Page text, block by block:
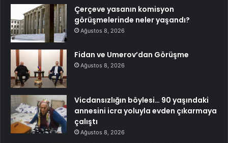
Çerçeve yasanın komisyon
görüşmelerinde neler yaşandı?
Ağustos 8, 2026
Fidan ve Umerov’dan Görüşme
Ağustos 8, 2026
Vicdansızlığın böylesi… 90 yaşındaki
annesini icra yoluyla evden çıkarmaya
çalıştı
Ağustos 8, 2026